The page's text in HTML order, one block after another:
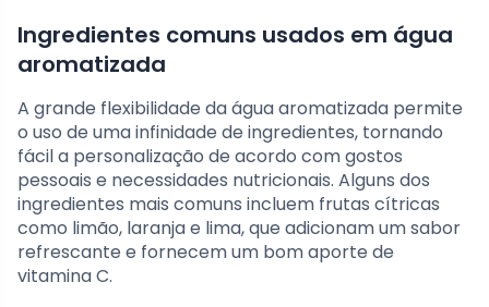
Ingredientes comuns usados em água
aromatizada
A grande flexibilidade da água aromatizada permite
o uso de uma infinidade de ingredientes, tornando
fácil a personalização de acordo com gostos
pessoais e necessidades nutricionais. Alguns dos
ingredientes mais comuns incluem frutas cítricas
como limão, laranja e lima, que adicionam um sabor
refrescante e fornecem um bom aporte de
vitamina C.